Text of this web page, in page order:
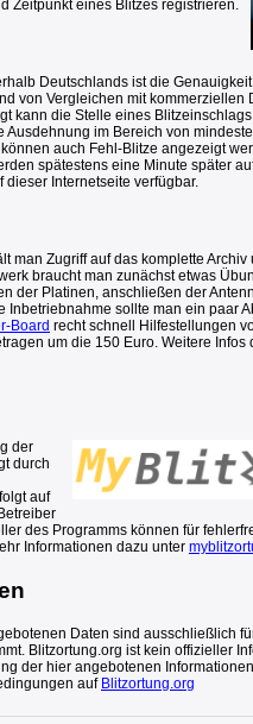
Zeitpunkt eines Blitzes registrieren.
Deutschlands ist die
von Vergleichen mit kommerziellen
kann die Stelle eines
im Bereich von
auch Fehl-Blitze angezeigt
spätestens eine Minute später
Internetseite verfügbar.
man Zugriff auf das komplette
braucht man zunächst etwas
der Platinen, anschließen der
Inbetriebnahme sollte man ein paar
Board recht schnell Hilfestellungen
um die 150 Euro. Weitere Infos
der
durch
auf
des Programms können für
Informationen dazu unter
Daten sind ausschließlich
Blitzortung.org ist kein offizieller
der hier angebotenen
auf Blitzortung.org